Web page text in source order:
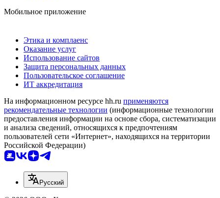
Мобильное приложение
Этика и комплаенс
Оказание услуг
Использование сайтов
Защита персональных данных
Пользовательское соглашение
ИТ аккредитация
На информационном ресурсе hh.ru применяются
рекомендательные технологии (информационные технологии
предоставления информации на основе сбора, систематизации
и анализа сведений, относящихся к предпочтениям
пользователей сети «Интернет», находящихся на территории
Российской Федерации)
Русский